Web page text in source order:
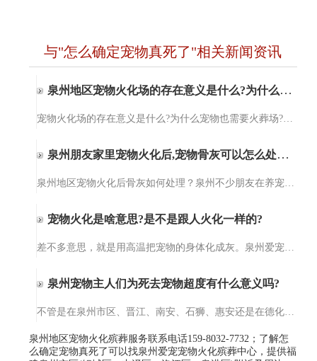
与"怎么确定宠物真死了"相关新闻资讯
泉州地区宠物火化场的存在意义是什么?为什么宠物也需要火葬场?
宠物火化场的存在意义是什么?为什么宠物也需要火葬场?泉州爱宠宠物火化服务【15980327732】泉州爱宠宠物火化服务提供宠物殡葬、宠物火化、小动物无公害处理、猫咪火化、狗狗火化，包括泉州、晋江、石狮、南安、惠安及…
泉州朋友家里宠物火化后,宠物骨灰可以怎么处理?
宠物火化是啥意思?是不是跟人火化一样的?
泉州宠物主人们为死去宠物超度有什么意义吗?
不管是在泉州市区、晋江、南安、石狮、惠安还是在德化、水头，都有不少人会为死去的宠物们做法事超度。那你们知道为死去宠物超度法事的意义在哪里呢？今天，爱宠宠物殡葬服务中心小编就给大家来讲一讲为死去宠物做超…
泉州地区宠物火化殡葬服务联系电话159-8032-7732；了解怎
么确定宠物真死了可以找泉州爱宠宠物火化殡葬中心，提供福